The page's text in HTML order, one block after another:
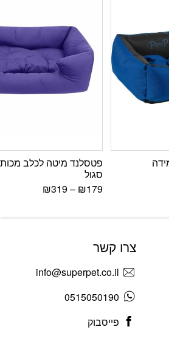
פטסלנד מיטה לכלב
סגול
₪179
–
₪319
צרו קשר
info@superpet.co.il
0515050190
פייסבוק